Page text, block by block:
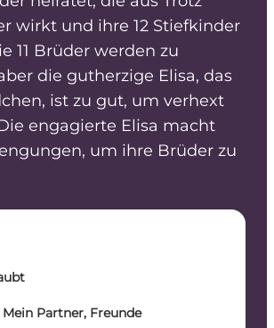
wirkt und ihre 12 Stiefkinder
11 Brüder werden zu
die gutherzige Elisa, das
ist zu gut, um verhext
engagierte Elisa macht
um ihre Brüder zu
Partner, Freunde